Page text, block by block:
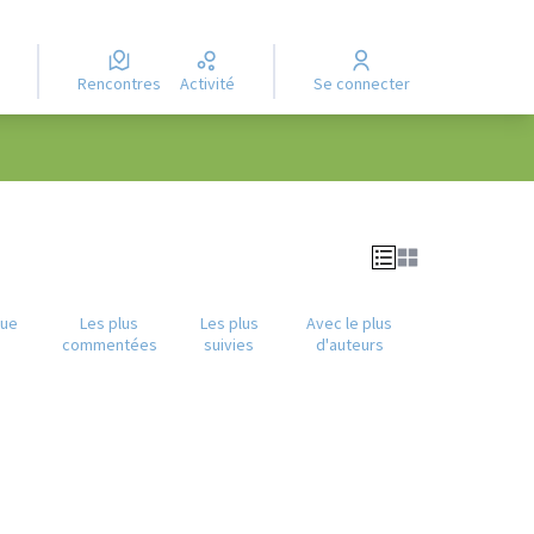
Rencontres Activité Se connecter
Les plus
commentées
Les plus
suivies
Avec le plus
d'auteurs